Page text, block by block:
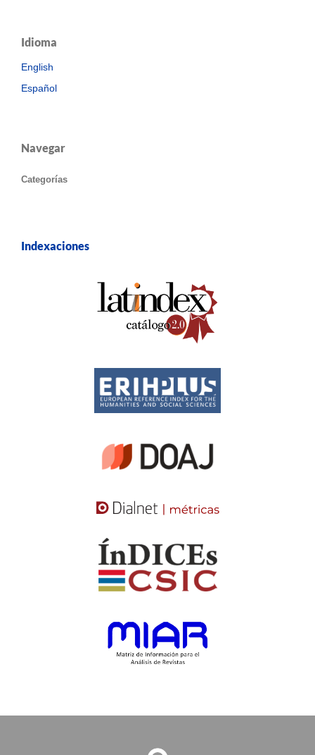
Idioma
English
Español
Navegar
Categorías
Indexaciones